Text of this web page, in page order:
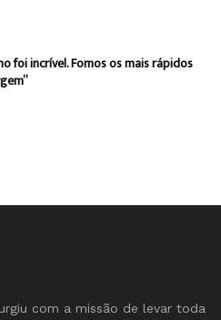
foi incrível. Fomos os mais rápidos
com a missão de levar toda